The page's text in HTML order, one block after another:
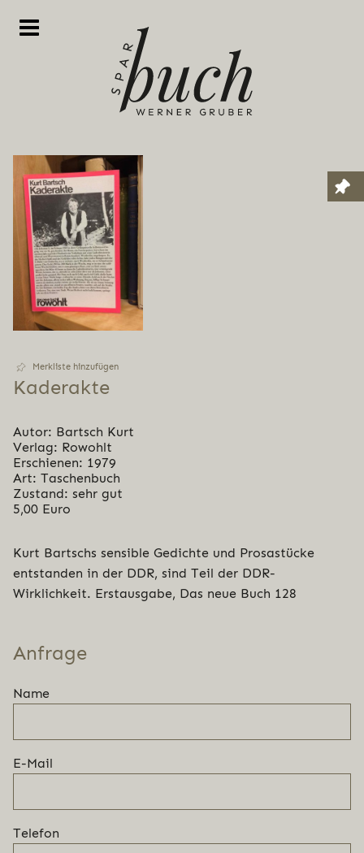
Merkliste hinzufügen
Kaderakte
Autor: Bartsch Kurt
Verlag: Rowohlt
Erschienen: 1979
Art: Taschenbuch
Zustand: sehr gut
5,00 Euro
Kurt Bartschs sensible Gedichte und Prosastücke
entstanden in der DDR, sind Teil der DDR-
Wirklichkeit. Erstausgabe, Das neue Buch 128
Anfrage
Name
E-Mail
Telefon